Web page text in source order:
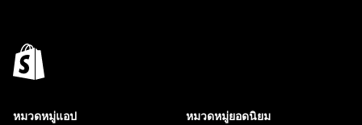
หมวดหมู่แอป หมวดหมู่ยอดนิยม